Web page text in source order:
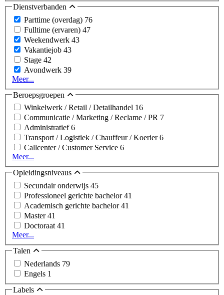
Dienstverbanden
Parttime (overdag) 76
Fulltime (ervaren) 47
Weekendwerk 43
Vakantiejob 43
Stage 42
Avondwerk 39
Meer...
Beroepsgroepen
Winkelwerk / Retail / Detailhandel 16
Communicatie / Marketing / Reclame / PR 7
Administratief6
Transport / Logistiek / Chauffeur / Koerier6
Callcenter / Customer Service 6
Meer...
Opleidingsniveaus
Secundair onderwijs 45
Professioneel gerichte bachelor41
Academisch gerichte bachelor41
Master41
Doctoraat 41
Meer...
Talen
Nederlands 79
Engels 1
Labels